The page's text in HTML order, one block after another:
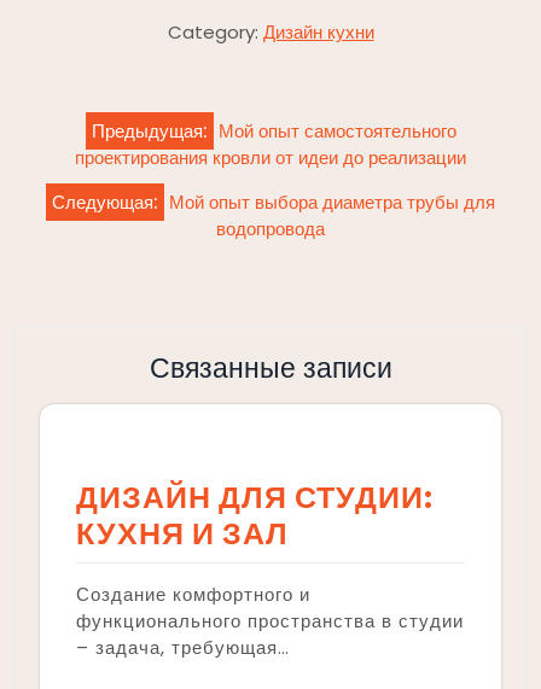
Category: Дизайн кухни
Навигация
записям
Предыдущая: Мой опыт самостоятельного
проектирования кровли от идеи до реализации
Следующая: Мой опыт выбора диаметра трубы для
водопровода
Связанные записи
ДИЗАЙН ДЛЯ СТУДИИ:
КУХНЯ И ЗАЛ
Создание комфортного и
функционального пространства в студии
– задача, требующая…